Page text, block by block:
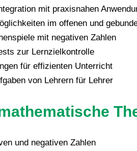
mit praxisnahen
im offenen und
mit negativen Zahlen
zur Lernzielkontrolle
für effizienten Unterricht
von Lehrern für Lehrer
und negativen Zahlen